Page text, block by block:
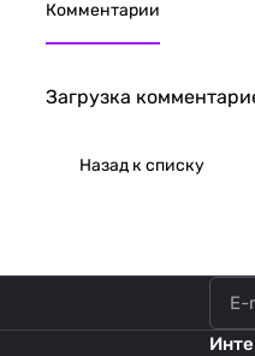
Комментарии
Загрузка
Назад к списку